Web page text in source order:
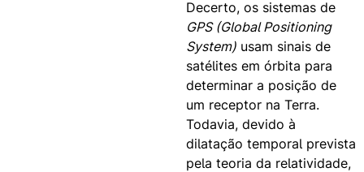
Decerto, os sistemas de
GPS (Global Positioning
System) usam sinais de
satélites em órbita para
determinar a posição de
um receptor na Terra.
Todavia, devido à
dilatação temporal prevista
pela teoria da relatividade,